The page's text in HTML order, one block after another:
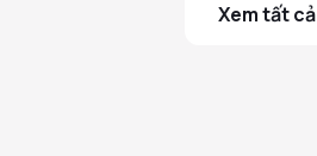
Xem tất cả